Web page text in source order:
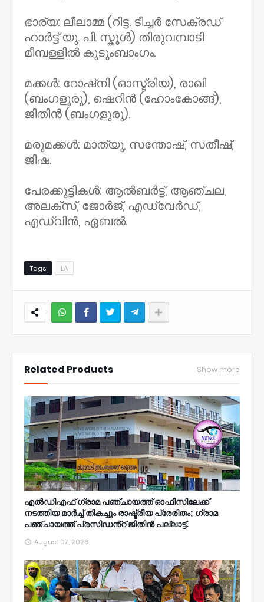
ഭാര്യ: ലീലാമ്മ (റിട്ട. ടീച്ചർ സേക്രഡ്
ഹാർട്ട് യു. പി. സ്കൂൾ) തിരുവമ്പാടി
മീമ്പള്ളിൽ കുടുംബാംഗം.
മക്കൾ: റോഷ്നി (ഓസ്ട്രിയ), രാഖി
(ബംഗളൂരു), ഷെറിൻ (ഹോംകോങ്ങ്),
ജിതിൻ (ബംഗളുരു).
മരുമക്കൾ: മാത്യു, സന്തോഷ്, സതീഷ്,
ജിഷ.
പേരക്കുട്ടികൾ: ആൽബർട്ട്, ആഞ്ചല,
അലക്സ്, ജോർജ്, എഡ്വേർഡ്,
എഡ്വിൻ, ഏബൽ.
Tags LA
Related Products Show more
എൽഡിഎഫ് ഗ്രാമ പഞ്ചായത്ത് ഓഫീസിലേക്ക്
നടത്തിയ മാർച്ച് തികച്ചും രാഷ്ട്രീയ പ്രേരിതം; ഗ്രാമ
പഞ്ചായത്ത് പ്രസിഡൻ്റ് ജിതിൻ പല്ലാട്ട്.
August 07, 2026